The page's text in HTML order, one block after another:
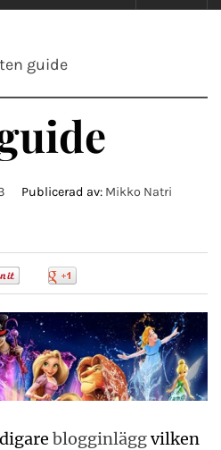
guide
Publicerad av: Mikko Natri
blogginläggvilken